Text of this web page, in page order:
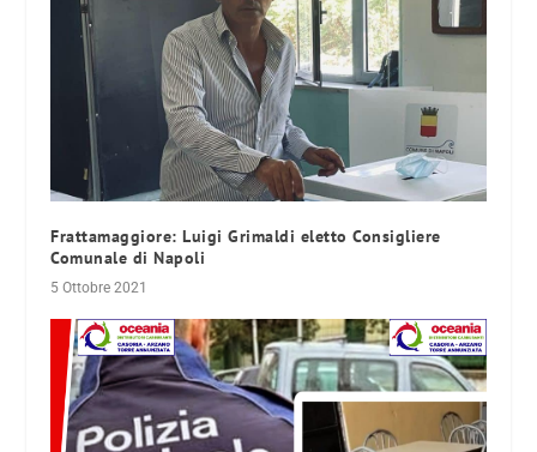
Frattamaggiore: Luigi Grimaldi eletto Consigliere
Comunale di Napoli
5 Ottobre 2021